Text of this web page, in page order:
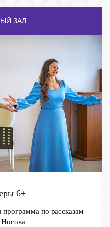
ЗАЛ
6+
по рассказам
Носова